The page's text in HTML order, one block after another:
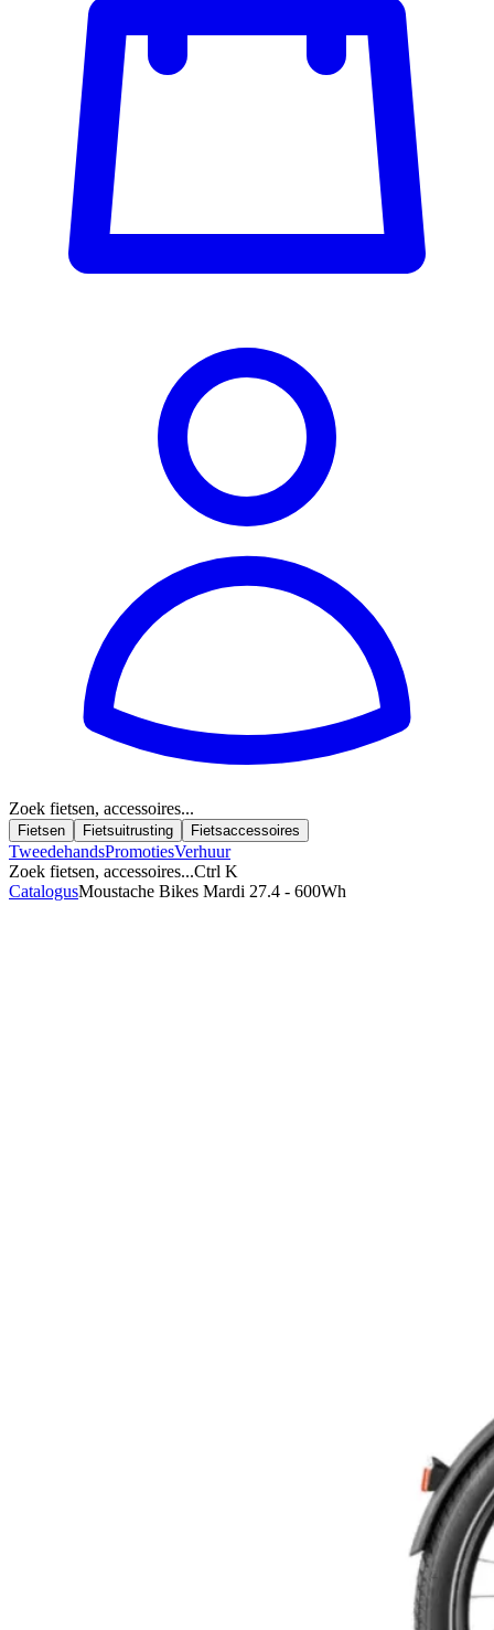
Zoek fietsen, accessoires...
Fietsen Fietsuitrusting Fietsaccessoires
TweedehandsPromotiesVerhuur
Zoek fietsen, accessoires...Ctrl K
CatalogusMoustache Bikes Mardi 27.4 - 600Wh